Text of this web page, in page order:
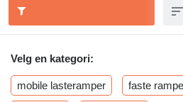
Velg en kategori:
mobile lasteramper faste